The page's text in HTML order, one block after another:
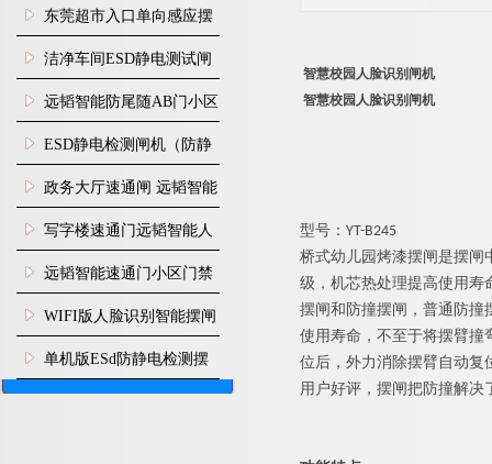
装
东莞超市入口单向感应摆
闸安装
洁净车间ESD静电测试闸
机
远韬智能防尾随AB门小区
门禁闸机安装
​ESD静电检测闸机（防静
电门禁通道系统）
政务大厅速通闸 远韬智能
防尾随静音速通门
写字楼速通门远韬智能人
脸识别快速通道闸
远韬智能速通门小区门禁
闸机食堂消费摆闸
WIFI版人脸识别智能摆闸
机
单机版ESd防静电检测摆
闸机
智慧校园人脸识别闸机
智慧校园人脸识别闸机
型号：YT-B245
桥式幼儿园烤漆摆闸是摆闸
级，机芯热处理提高使用寿
摆闸和防撞摆闸，普通防撞
使用寿命，不至于将摆臂撞
位后，外力消除摆臂自动复
用户好评，摆闸把防撞解决